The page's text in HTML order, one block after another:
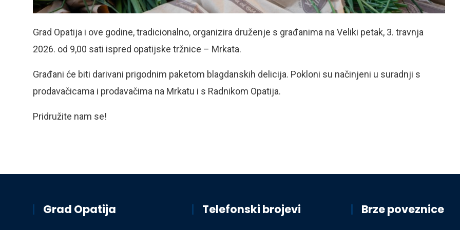
Grad Opatija i ove godine, tradicionalno, organizira druženje s građanima na Veliki petak, 3. travnja
2026. od 9,00 sati ispred opatijske tržnice – Mrkata.
Građani će biti darivani prigodnim paketom blagdanskih delicija. Pokloni su načinjeni u suradnji s
prodavačicama i prodavačima na Mrkatu i s Radnikom Opatija.
Pridružite nam se!
Grad Opatija Telefonski brojevi Brze poveznice